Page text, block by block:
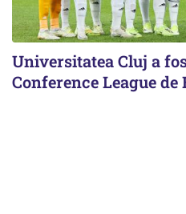
Universitatea Cluj a
Conference League